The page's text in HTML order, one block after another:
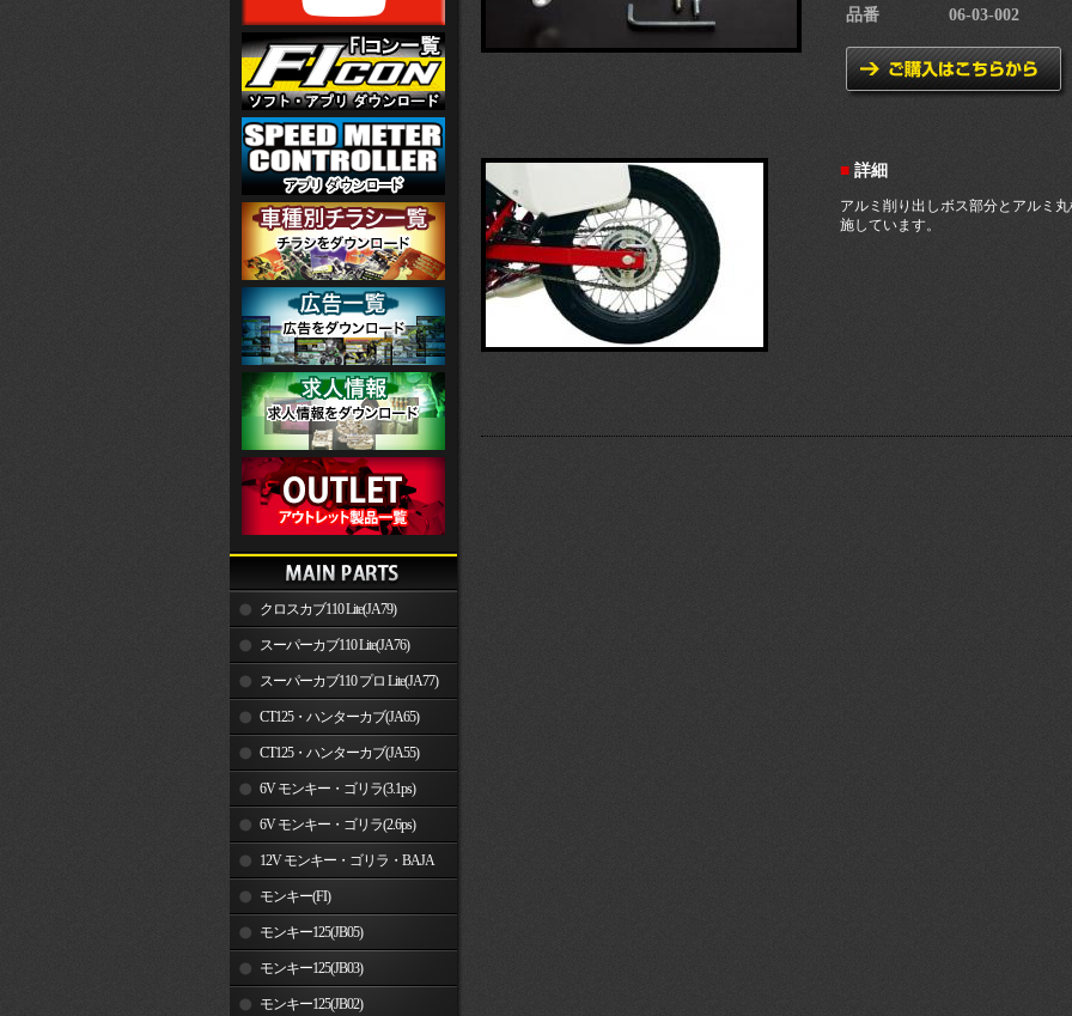
クロスカブ110 Lite(JA79)
スーパーカブ110 Lite(JA76)
スーパーカブ110 プロ Lite(JA77)
CT125・ハンターカブ(JA65)
CT125・ハンターカブ(JA55)
6V モンキー・ゴリラ(3.1ps)
6V モンキー・ゴリラ(2.6ps)
12V モンキー・ゴリラ・BAJA
モンキー(FI)
モンキー125(JB05)
モンキー125(JB03)
モンキー125(JB02)
品番 06-03-002
■ 詳細
アルミ削り出しボス部分とアルミ
施しています。